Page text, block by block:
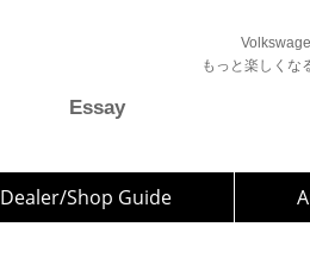
もっと楽しくな
Essay
Dealer/Shop Guide